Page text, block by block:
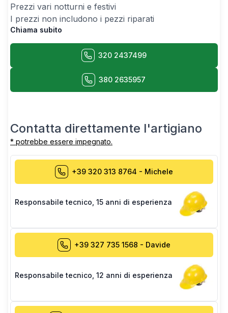
Prezzi vari notturni e festivi
I prezzi non includono i pezzi riparati
Chiama subito
320 2437499
380 2635957
Contatta direttamente l'artigiano
* potrebbe essere impegnato.
+39 320 313 8764 - Michele
Responsabile tecnico 15 anni di esperienza
+39 327 735 1568 - Davide
Responsabile tecnico 12 anni di esperienza